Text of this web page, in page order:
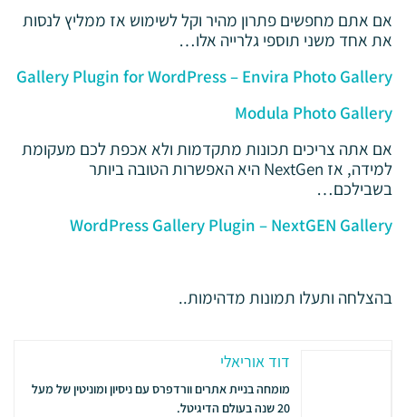
אם אתם מחפשים פתרון מהיר וקל לשימוש אז ממליץ לנסות
את אחד משני תוספי גלרייה אלו…
Gallery Plugin for WordPress – Envira Photo Gallery
Modula Photo Gallery
אם אתה צריכים תכונות מתקדמות ולא אכפת לכם מעקומת
למידה, אז NextGen היא האפשרות הטובה ביותר
בשבילכם…
WordPress Gallery Plugin – NextGEN Gallery
בהצלחה ותעלו תמונות מדהימות..
דוד אוריאלי
מומחה בניית אתרים וורדפרס עם ניסיון ומוניטין של מעל
20 שנה בעולם הדיגיטל.